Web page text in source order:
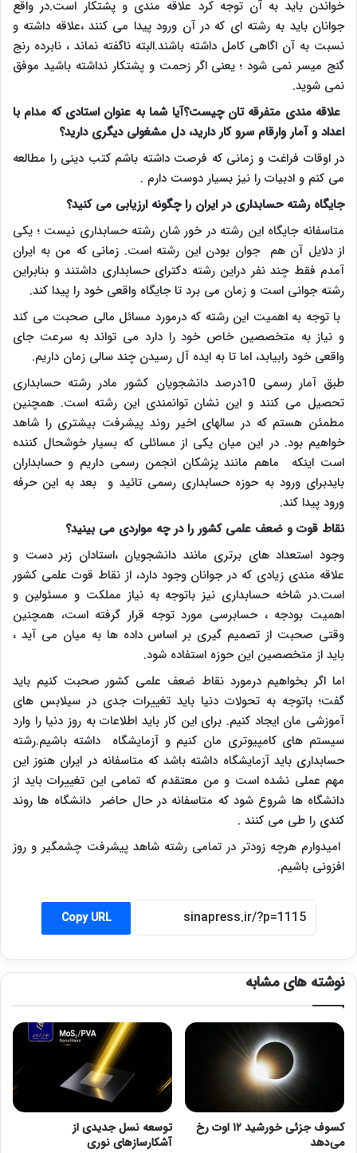
خواندن باید به آن توجه کرد علاقه مندی و پشتکار است.در واقع
جوانان باید به رشته ای که در آن ورود پیدا می کنند ،علاقه داشته و
نسبت به آن اگاهی کامل داشته باشند.البته ناگفته نماند ، نابرده رنج
گنج میسر نمی شود ؛ یعنی اگر زحمت و پشتکار نداشته باشید موفق
نمی شوید.
علاقه مندی متفرقه تان چیست؟آیا شما به عنوان استادی که مدام با
اعداد و آمار وارقام سرو کار دارید، دل مشغولی دیگری دارید؟
در اوقات فراغت و زمانی که فرصت داشته باشم کتب دینی را مطالعه
می کنم و ادبیات را نیز بسیار دوست دارم .
جایگاه رشته حسابداری در ایران را چگونه ارزیابی می کنید؟
متاسفانه جایگاه این رشته در خور شان رشته حسابداری نیست ؛ یکی
از دلایل آن هم جوان بودن این رشته است. زمانی که من به ایران
آمدم فقط چند نفر دراین رشته دکترای حسابداری داشتند و بنابراین
رشته جوانی است و زمان می برد تا جایگاه واقعی خود را پیدا کند.
با توجه به اهمیت این رشته که درمورد مسائل مالی صحبت می کند
و نیاز به متخصصین خاص خود را دارد می تواند به سرعت جای
واقعی خود رابیابد، اما تا به ایده آل رسیدن چند سالی زمان داریم.
طبق آمار رسمی 10درصد دانشجویان کشور مادر رشته حسابداری
تحصیل می کنند و این نشان توانمندی این رشته است. همچنین
مطمئن هستم که در سالهای اخیر روند پیشرفت بیشتری را شاهد
خواهیم بود. در این میان یکی از مسائلی که بسیار خوشحال کننده
است اینکه ماهم مانند پزشکان انجمن رسمی داریم و حسابداران
بایدبرای ورود به حوزه حسابداری رسمی تائید و بعد به این حرفه
ورود پیدا کند.
نقاط قوت و ضعف علمی کشور را در چه مواردی می بینید؟
وجود استعداد های برتری مانند دانشجویان ،استادان زبر دست و
علاقه مندی زیادی که در جوانان وجود دارد، از نقاط قوت علمی کشور
است.در شاخه حسابداری نیز باتوجه به نیاز مملکت و مسئولین و
اهمیت بودجه ، حسابرسی مورد توجه قرار گرفته است، همچنین
وقتی صحبت از تصمیم گیری بر اساس داده ها به میان می آید ،
باید از متخصصین این حوزه استفاده شود.
اما اگر بخواهیم درمورد نقاط ضعف علمی کشور صحبت کنیم باید
گفت؛ باتوجه به تحولات دنیا باید تغییرات جدی در سیلابس های
آموزشی مان ایجاد کنیم. برای این کار باید اطلاعات به روز دنیا را وارد
سیستم های کامپیوتری مان کنیم و آزمایشگاه داشته باشیم.رشته
حسابداری باید آزمایشگاه داشته باشد که متاسفانه در ایران هنوز این
مهم عملی نشده است و من معتقدم که تمامی این تغییرات باید از
دانشگاه ها شروع شود که متاسفانه در حال حاضر دانشگاه ها روند
کندی را طی می کنند .
امیدوارم هرچه زودتر در تمامی رشته شاهد پیشرفت چشمگیر و روز
افزونی باشیم.
Copy URL
نوشته های مشابه
کسوف جزئی خورشید ۱۲ اوت رخ
می‌دهد
توسعه نسل جدیدی از
آشکارسازهای نوری